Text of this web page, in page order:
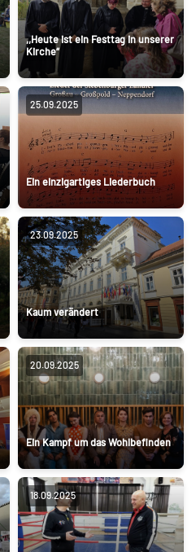
,,Heute ist ein Festtag in unserer
Kirche“
25.09.2025
Ein einzigartiges Liederbuch
23.09.2025
Kaum verändert
20.09.2025
Ein Kampf um das Wohlbefinden
18.09.2025